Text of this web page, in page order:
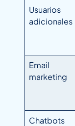
Usuarios
adicionales
Email
marketing
Chatbots